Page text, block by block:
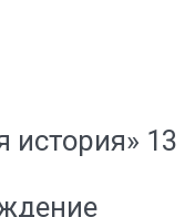
история» 13